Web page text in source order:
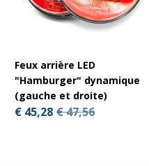
Feux arrière LED
"Hamburger" dynamique
(gauche et droite)
€ 45,28 € 47,56